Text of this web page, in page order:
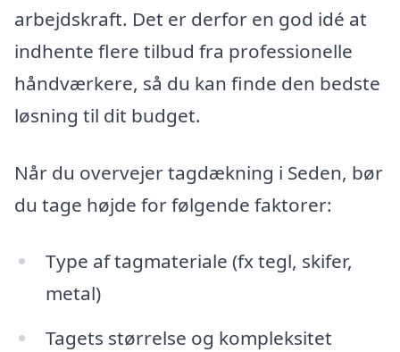
arbejdskraft. Det er derfor en god idé at
indhente flere tilbud fra professionelle
håndværkere, så du kan finde den bedste
løsning til dit budget.
Når du overvejer tagdækning i Seden, bør
du tage højde for følgende faktorer:
Type af tagmateriale (fx tegl, skifer,
metal)
Tagets størrelse og kompleksitet